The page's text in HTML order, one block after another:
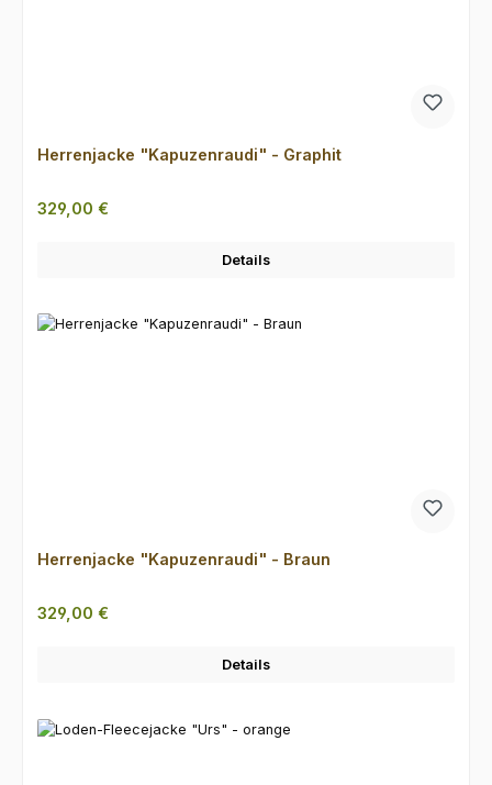
Herrenjacke "Kapuzenraudi" - Graphit
Regulärer Preis:
329,00 €
Details
Herrenjacke "Kapuzenraudi" - Braun
Regulärer Preis:
329,00 €
Details